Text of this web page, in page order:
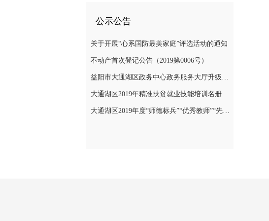
公示公告
关于开展“心系国防最美家庭”评选活动的通知
不动产首次登记公告（2019第0006号）
益阳市大通湖区政务中心政务服务大厅升级改造项目竞争性磋商邀请公告
大通湖区2019年精准扶贫就业技能培训名册
大通湖区2019年度“师德标兵”“优秀教师”“先进教育工作者”名单